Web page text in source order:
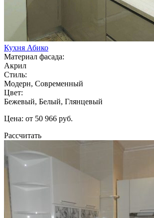
Кухня Абико
Материал фасада:
Акрил
Стиль:
Модерн, Современный
Цвет:
Бежевый, Белый, Глянцевый
Цена: от 50 966 руб.
Рассчитать